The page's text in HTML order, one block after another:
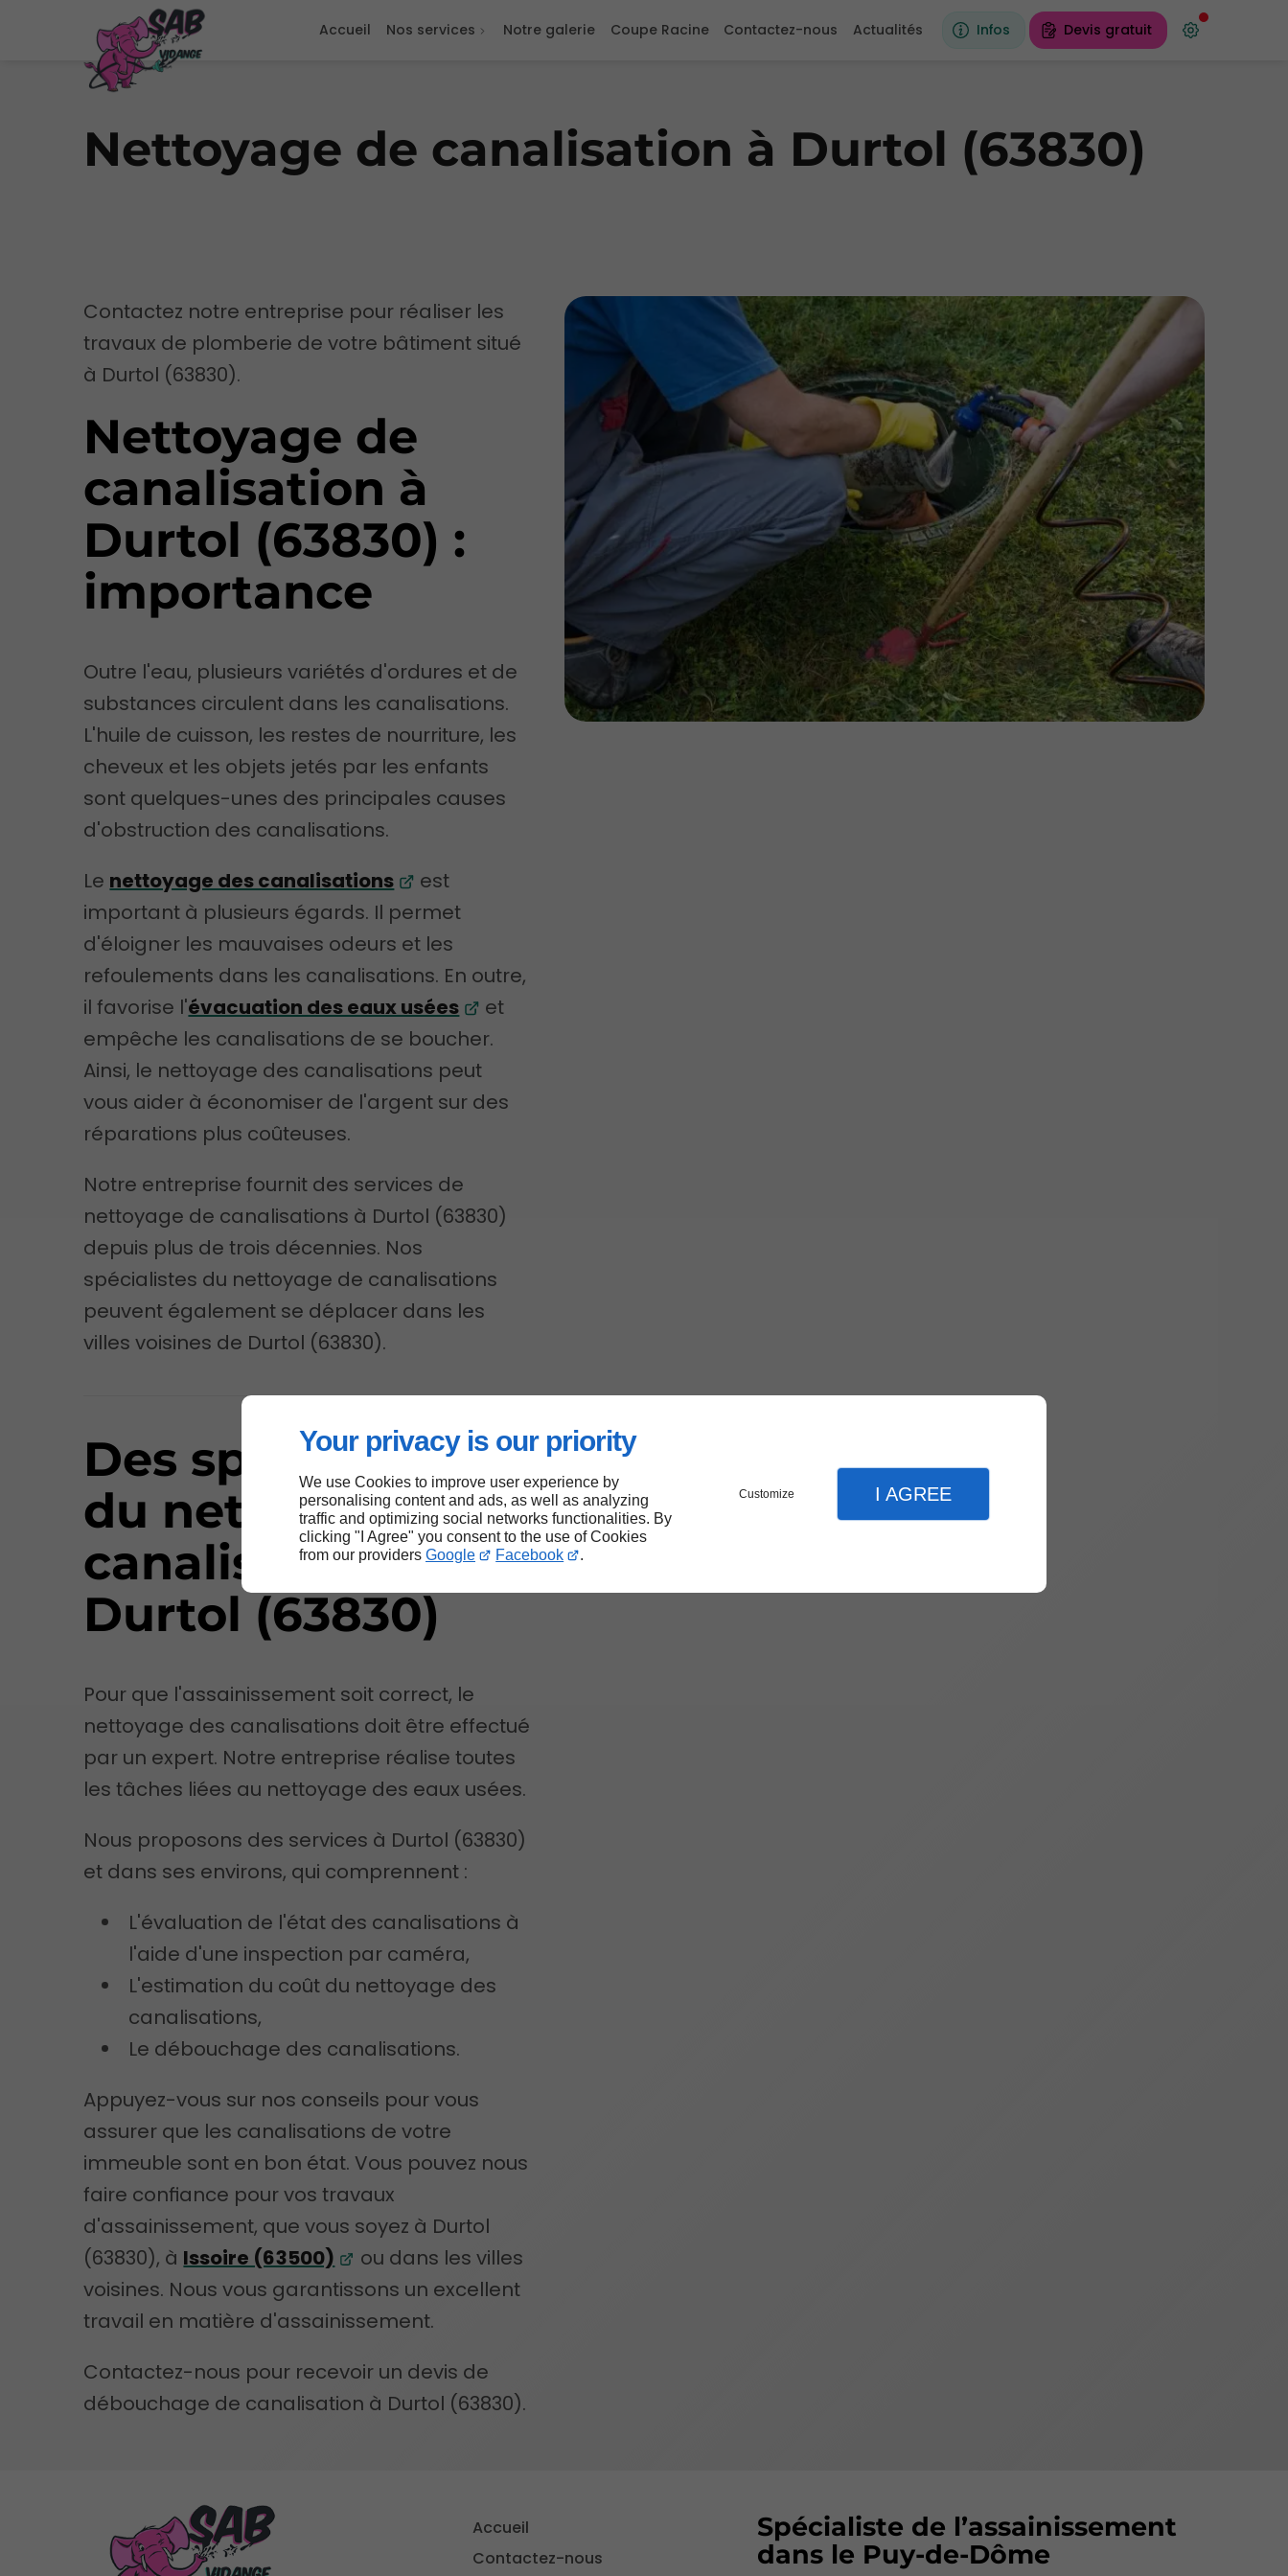
Your privacy is our priority
We use Cookies to improve user experience by
personalising content and ads, as well as analyzing
traffic and optimizing social networks functionalities. By
clicking "I Agree" you consent to the use of Cookies
from our providers Google Facebook .
Customize I AGREE
Accueil Nos services Notre galerie Coupe Racine Contactez-nous Actualités Infos Devis gratuit
Nettoyage de canalisation à Durtol (63830)
Contactez notre entreprise pour réaliser les
travaux de plomberie de votre bâtiment situé
à Durtol (63830).
Nettoyage de
canalisation à
Durtol (63830) :
importance
Outre l'eau, plusieurs variétés d'ordures et de
substances circulent dans les canalisations.
L'huile de cuisson, les restes de nourriture, les
cheveux et les objets jetés par les enfants
sont quelques-unes des principales causes
d'obstruction des canalisations.
Le nettoyage des canalisations
est
important à plusieurs égards. Il permet
d'éloigner les mauvaises odeurs et les
refoulements dans les canalisations. En outre,
il favorise l'évacuation des eaux usées
et
empêche les canalisations de se boucher.
Ainsi, le nettoyage des canalisations peut
vous aider à économiser de l'argent sur des
réparations plus coûteuses.
Notre entreprise fournit des services de
nettoyage de canalisations à Durtol (63830)
depuis plus de trois décennies. Nos
spécialistes du nettoyage de canalisations
peuvent également se déplacer dans les
villes voisines de Durtol (63830).
Des spécialistes
du nettoyage de
canalisation à
Durtol (63830)
Pour que l'assainissement soit correct, le
nettoyage des canalisations doit être effectué
par un expert. Notre entreprise réalise toutes
les tâches liées au nettoyage des eaux usées.
Nous proposons des services à Durtol (63830)
et dans ses environs, qui comprennent :
L'évaluation de l'état des canalisations à
l'aide d'une inspection par caméra,
L'estimation du coût du nettoyage des
canalisations,
Le débouchage des canalisations.
Appuyez-vous sur nos conseils pour vous
assurer que les canalisations de votre
immeuble sont en bon état. Vous pouvez nous
faire confiance pour vos travaux
d'assainissement, que vous soyez à Durtol
(63830), à Issoire (63500)
ou dans les villes
voisines. Nous vous garantissons un excellent
travail en matière d'assainissement.
Contactez-nous pour recevoir un devis de
débouchage de canalisation à Durtol (63830).
Accueil
Contactez-nous
Spécialiste de l’assainissement
dans le Puy-de-Dôme